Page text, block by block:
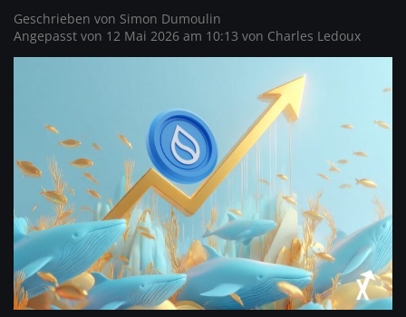
Casino
Geschrieben von Simon Dumoulin
Angepasst von 12 Mai 2026 am 10:13 von Charles Ledoux